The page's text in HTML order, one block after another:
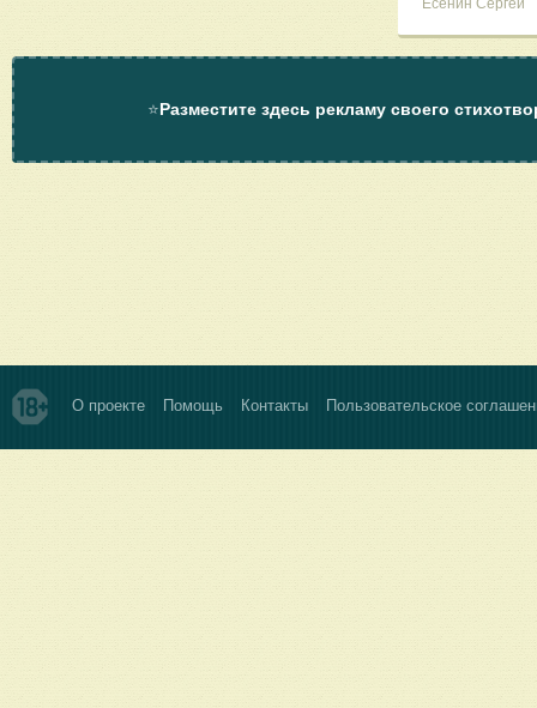
Есенин Сергей
⭐Разместите здесь рекламу своего
О проекте Помощь Контакты Пользовательское